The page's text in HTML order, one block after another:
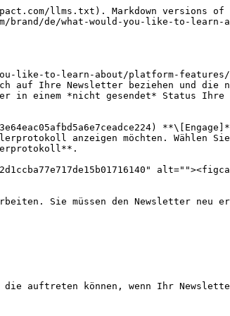
und wählen Sie <img src="/files/c11698866429289b19d13f1756344d66ed4517bc" alt=""> <strong>\[More]</strong> um die Kontaktinformationen zu bearbeiten.</p>                                                                                                                                                                                                                        |
| Der Kontakt hat sich von der Mailingliste abgemeldet                                                                                   | k. A.                                                                                                                                                                                                                                                                                                                                                                                                                                                                                                                                                                                                                                                                   |
| Der Partner hat keine Kontakte                                                                                                         | [Kontakte hinzufügen](/brand/de/what-would-you-like-to-learn-about/platform-features/reach-out-to-partners/partner-management/get-partner-contact-information.md) zu Ihrer Kontaktliste hinzu, damit Ihr Newsletter an Kontakte gesendet wird.                                                                                                                                                                                                                                                                                                                                                                                                                          |
| Wir konnten die E-Mail nicht senden                                                                                                    | Für dieses Problem müssen Sie ein [Support-Ticket](https://app.impact.com/support/portal.ihtml?createTicket=true&).